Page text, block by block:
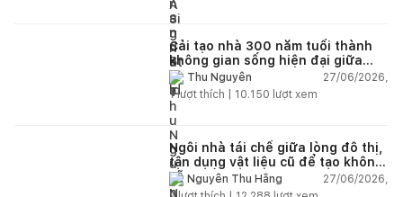
Cải tạo nhà 300 năm tuổi thành
không gian sống hiện đại giữa
thiên nhiên
Thu Nguyễn
27/06/2026,
1lượt thích | 10.150 lượt xem
Ngôi nhà tái chế giữa lòng đô thị,
tận dụng vật liệu cũ để tạo không
gian sống linh hoạt
Nguyễn Thu Hằng
27/06/2026,